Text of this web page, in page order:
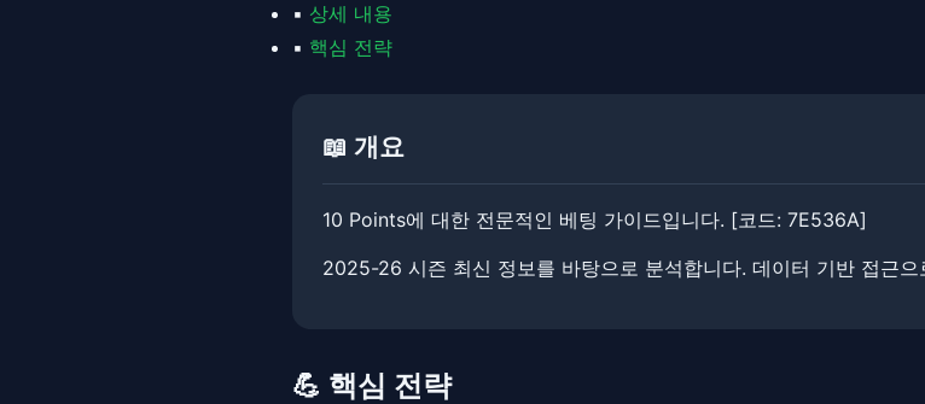
▪ 상세 내용
▪ 핵심 전략
📖 개요
10 Points에 대한 전문적인 베팅 가이드입니다. ​[코드: 7E536A]
2025-26 시즌 최신 정보를 바탕으로 분석합니다. ​​데이터 기반 접근
💪 핵심 전략